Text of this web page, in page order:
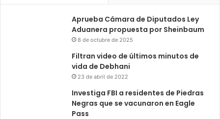
Aprueba Cámara de Diputados Ley
Aduanera propuesta por Sheinbaum
8 de octubre de 2025
Filtran video de últimos minutos de
vida de Debhani
23 de abril de 2022
Investiga FBI a residentes de Piedras
Negras que se vacunaron en Eagle
Pass